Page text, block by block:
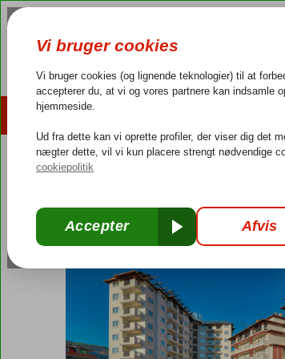
4,3/5 på Trustpilot Dansk
Villa Sunflower
All Inclusive -Hotel